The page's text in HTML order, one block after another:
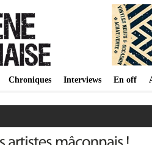
Chroniques Interviews En off